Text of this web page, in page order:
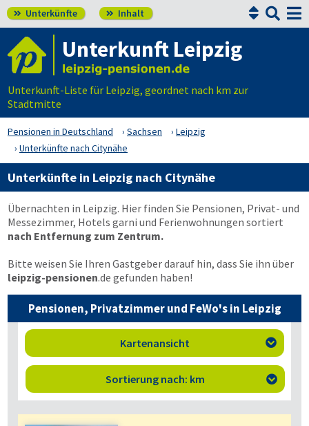
 Unterkünfte  Inhalt 

Unterkunft Leipzig
Unterkunft-Liste für Leipzig, geordnet nach km zur
Stadtmitte
Pensionen in Deutschland Sachsen
Leipzig
Unterkünfte nach Citynähe
Unterkünfte in Leipzig nach Citynähe
Übernachten in Leipzig. Hier finden Sie Pensionen, Privat- und
Messezimmer, Hotels garni und Ferienwohnungen sortiert
nach Entfernung zum Zentrum.
Bitte weisen Sie Ihren Gastgeber darauf hin, dass Sie ihn über
leipzig-pensionen.de gefunden haben!
Pensionen, Privatzimmer und FeWo's in Leipzig
Kartenansicht 
Sortierung nach: km 